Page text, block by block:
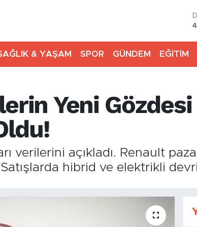
& YAŞAM SPOR GÜNDEM EĞİTİM
Yeni
verilerini açıkladı. Renault
hibrid ve elektrikli